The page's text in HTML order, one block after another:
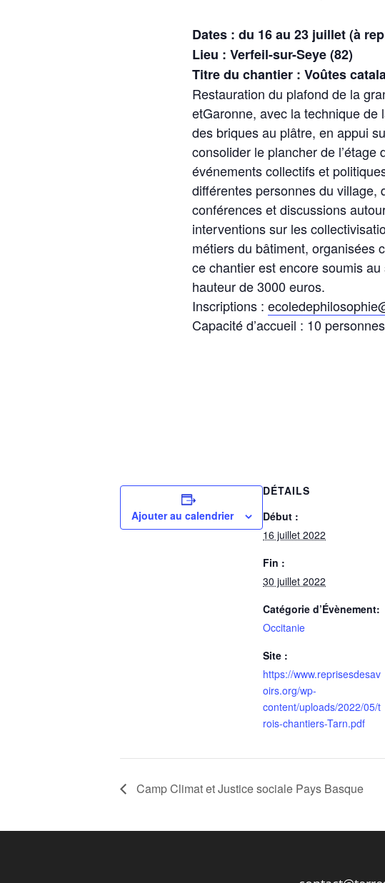
Dates : du 16 au 23 juillet (à
Lieu : Verfeil-sur-Seye (82)
Titre du chantier : Voûtes
Restauration du plafond de la
etGaronne, avec la technique
des briques au plâtre, en appui
consolider le plancher de
événements collectifs et
différentes personnes du village,
conférences et discussions
interventions sur les
métiers du bâtiment, organisées
ce chantier est encore soumis
hauteur de 3000 euros.
Inscriptions :
Capacité d’accueil : 10
Ajouter au calendrier
DÉTAILS
Début :
16 juillet 2022
Fin :
30 juillet 2022
Catégorie d’Évènement:
Occitanie
Site :
https://www.reprisesdesav
oirs.org/wp-
content/uploads/2022/05/t
rois-chantiers-Tarn.pdf
Camp Climat et Justice sociale Pays Basque